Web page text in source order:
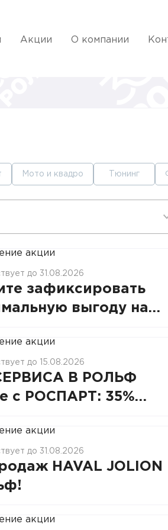
Акции О компании
Мото и квадро Тюнинг
до 31.08.2026
зафиксировать
выгоду на
до 15.08.2026
В РОЛЬФ
с РОСПАРТ: 35%
до 31.08.2026
HAVAL JOLION